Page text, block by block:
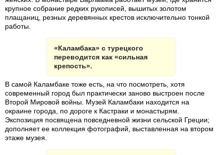
крупное собрание редких рукописей, вышитых золотом
плащаниц, резных деревянных крестов исключительно тонкой
работы.
«Каламбака» с турецкого
переводится как «сильная
крепость».
В самой Каламбаке тоже есть, на что посмотреть, хотя
современный город был практически заново выстроен после
Второй Мировой войны. Музей Каламбаки находится на
окраине города, по дороге к Кастраки и монастырям.
Экспозиция посвящена повседневной жизни сельской Греции;
дополняет ее коллекция фотографий, выставленная на втором
этаже музея.